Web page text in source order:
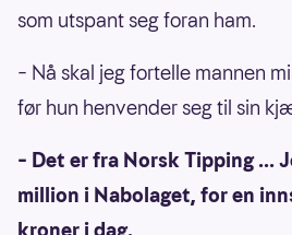
som utspant seg foran ham.
– Nå skal jeg fortelle mannen
før hun henvender seg til sin
– Det er fra Norsk Tipping ...
million i Nabolaget, for en